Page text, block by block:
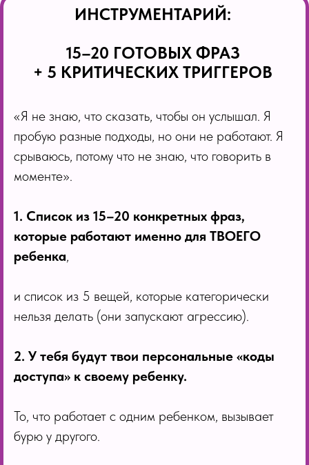
ИНСТРУМЕНТАРИЙ:
15–20 ГОТОВЫХ ФРАЗ
+ 5 КРИТИЧЕСКИХ ТРИГГЕРОВ
«Я не знаю, что сказать, чтобы он услышал. Я
пробую разные подходы, но они не работают. Я
срываюсь, потому что не знаю, что говорить в
моменте».
1. Список из 15–20 конкретных фраз,
которые работают именно для ТВОЕГО
ребенка,
и список из 5 вещей, которые категорически
нельзя делать (они запускают агрессию).
2. У тебя будут твои персональные «коды
доступа» к своему ребенку.
То, что работает с одним ребенком, вызывает
бурю у другого.